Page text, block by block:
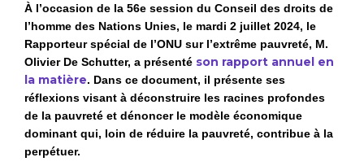
À l’occasion de la 56e session du Conseil des droits de
l’homme des Nations Unies, le mardi 2 juillet 2024, le
Rapporteur spécial de l’ONU sur l’extrême pauvreté, M.
Olivier De Schutter, a présenté son rapport annuel en
la matière. Dans ce document, il présente ses
réflexions visant à déconstruire les racines profondes
de la pauvreté et dénoncer le modèle économique
dominant qui, loin de réduire la pauvreté, contribue à la
perpétuer.